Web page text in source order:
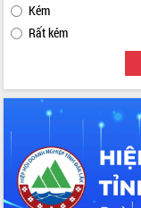
Kém
Rất kém